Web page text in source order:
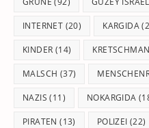
INTERNET (20) KARGIDA
KINDER (14)
MALSCH (37)
NAZIS (11) NOKARGIDA
PIRATEN (13) POLIZEI (22)